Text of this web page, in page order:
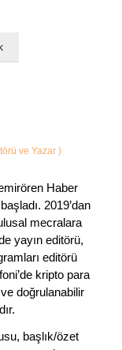
ve Yazar )
Haber
2019’dan
mecralara
yayın editörü,
editörü
kripto para
doğrulanabilir
başlık/özet